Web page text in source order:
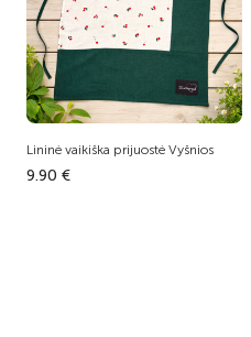
Lininė vaikiška prijuostė Vyšnios
9.90 €